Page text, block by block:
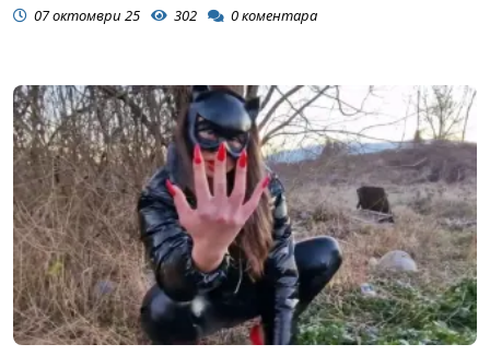
07 октомври 25 302 0коментара